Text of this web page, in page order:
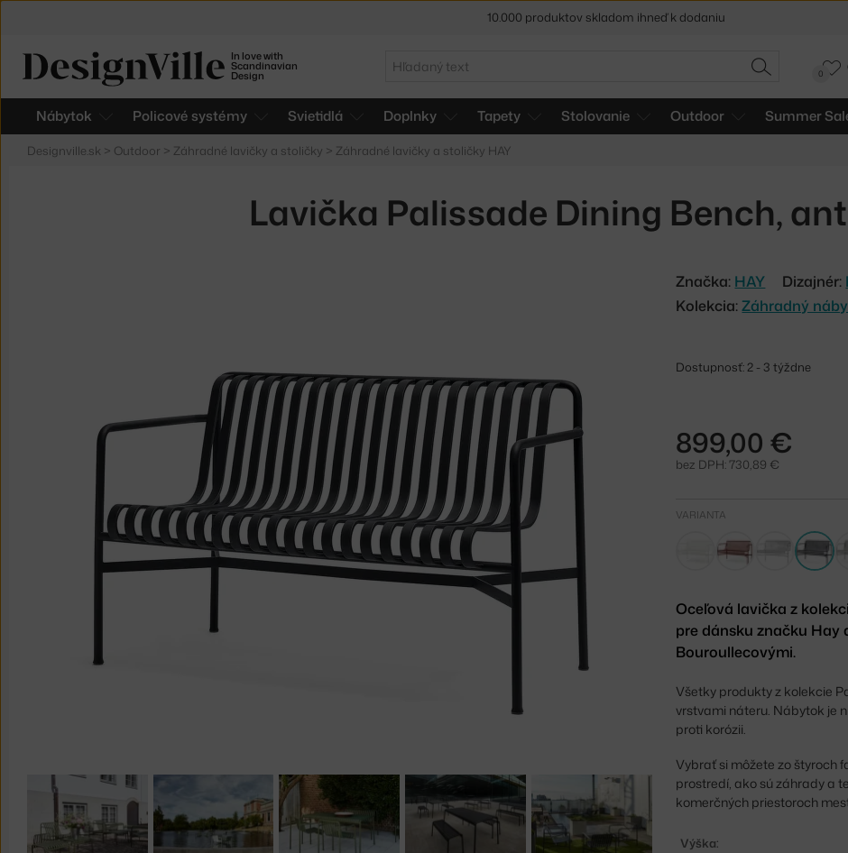
In love with
Scandinavian
Design
Hľadať
HĽADAŤ
Nábytok Policové systémy Svietidlá Doplnky Tapety Stolovanie Outdoor Summer
0
Designville.sk > Outdoor > Záhradné lavičky a stoličky > Záhradné lavičky a stoličky HAY
Lavička Palissade Dining Bench,
Značka: HAY Dizajnér:
Kolekcia:Záhradný
Dostupnosť: 2 - 3 týždne
899,00 €
bez DPH: 730,89 €
VARIANTA
Oceľová lavička z
pre dánsku značku Hay
Bouroullecovými.
Všetky produkty z kolekcie
vrstvami náteru. Nábytok je
proti korózii.
Vybrať si môžete zo štyroch
prostredí, ako sú záhrady a
komerčných priestoroch
Výška:
5 % zľava pre odberateľovnewslettera